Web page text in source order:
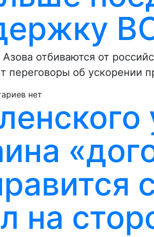
отбиваются от
переговоры об ускорении
нет
на